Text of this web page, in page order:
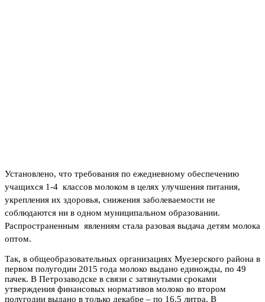
Установлено, что требования по ежедневному обеспечению
учащихся 1-4 классов молоком в целях улучшения питания,
укрепления их здоровья, снижения заболеваемости не
соблюдаются ни в одном муниципальном образовании.
Распространенным явлениям стала разовая выдача детям молока
оптом.
Так, в общеобразовательных организациях Муезерского района в
первом полугодии 2015 года молоко выдано единожды, по 49
пачек. В Петрозаводске в связи с затянутыми сроками
утверждения финансовых нормативов молоко во втором
полугодии выдано в только декабре – по 16,5 литра. В